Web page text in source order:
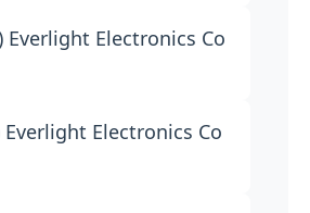
Everlight Electronics Co
Everlight Electronics Co